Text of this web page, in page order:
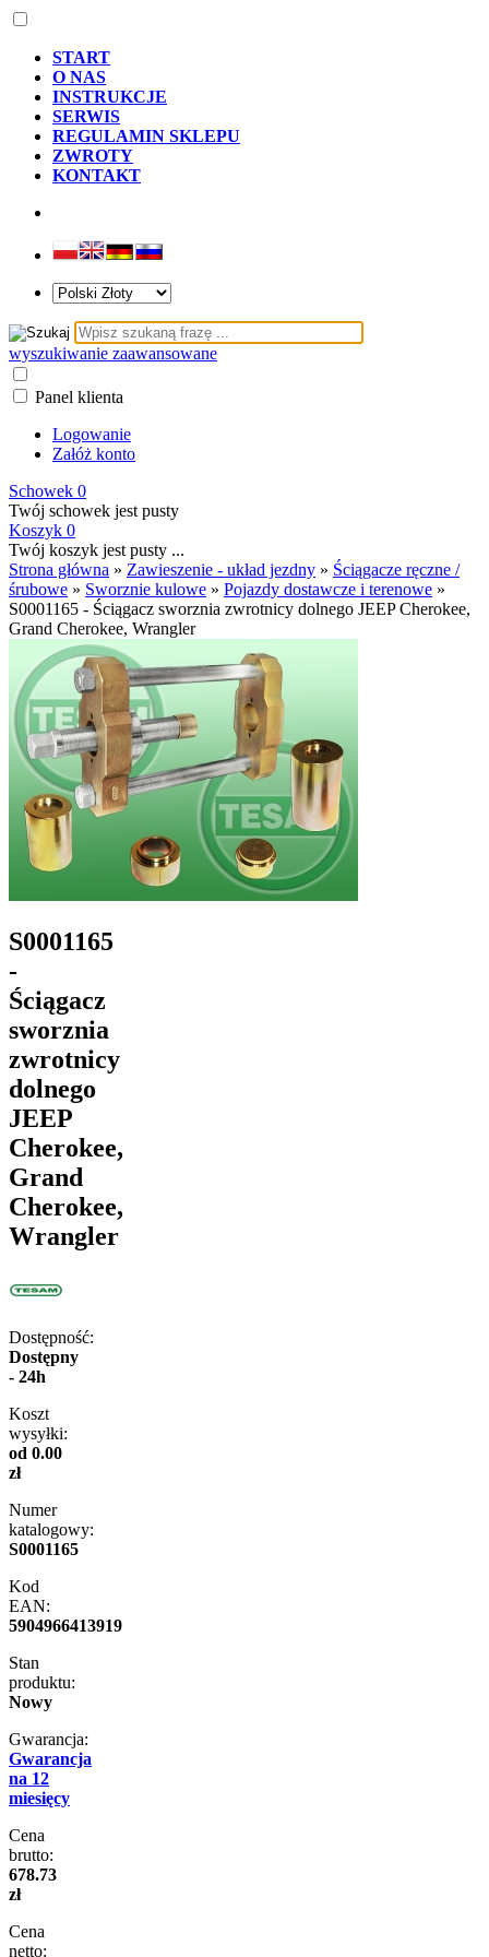
START
O NAS
INSTRUKCJE
SERWIS
REGULAMIN SKLEPU
ZWROTY
KONTAKT
wyszukiwanie zaawansowane
Panel klienta
Logowanie
Załóż konto
Schowek 0
Twój schowek jest pusty
Koszyk 0
Twój koszyk jest pusty ...
Strona główna » Zawieszenie - układ jezdny » Ściągacze ręczne /
śrubowe » Sworznie kulowe » Pojazdy dostawcze i terenowe »
S0001165 - Ściągacz sworznia zwrotnicy dolnego JEEP Cherokee,
Grand Cherokee, Wrangler
S0001165
-
Ściągacz
sworznia
zwrotnicy
dolnego
JEEP
Cherokee,
Grand
Cherokee,
Wrangler
Dostępność:
Dostępny
- 24h
Koszt
wysyłki:
od 0.00
zł
Numer
katalogowy:
S0001165
Kod
EAN:
5904966413919
Stan
produktu:
Nowy
Gwarancja:
Gwarancja
na 12
miesięcy
Cena
brutto:
678.73
zł
Cena
netto: